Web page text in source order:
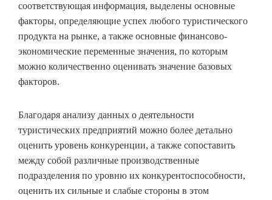
соответствующая информация, выделены основные
факторы, определяющие успех любого туристического
продукта на рынке, а также основные финансово-
экономические переменные значения, по которым
можно количественно оценивать значение базовых
факторов.
Благодаря анализу данных о деятельности
туристических предприятий можно более детально
оценить уровень конкуренции, а также сопоставить
между собой различные производственные
подразделения по уровню их конкурентоспособности,
оценить их сильные и слабые стороны в этом